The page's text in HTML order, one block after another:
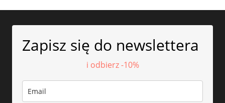
Zapisz się do newslettera
i odbierz -10%